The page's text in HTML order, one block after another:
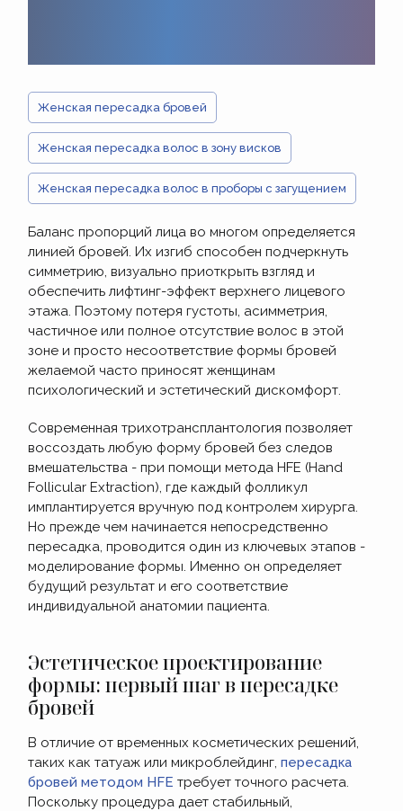
Женская пересадка бровей
Женская пересадка волос в зону висков
Женская пересадка волос в проборы с загущением
Баланс пропорций лица во многом определяется
линией бровей. Их изгиб способен подчеркнуть
симметрию, визуально приоткрыть взгляд и
обеспечить лифтинг-эффект верхнего лицевого
этажа. Поэтому потеря густоты, асимметрия,
частичное или полное отсутствие волос в этой
зоне и просто несоответствие формы бровей
желаемой часто приносят женщинам
психологический и эстетический дискомфорт.
Современная трихотрансплантология позволяет
воссоздать любую форму бровей без следов
вмешательства - при помощи метода HFE (Hand
Follicular Extraction), где каждый фолликул
имплантируется вручную под контролем хирурга.
Но прежде чем начинается непосредственно
пересадка, проводится один из ключевых этапов -
моделирование формы. Именно он определяет
будущий результат и его соответствие
индивидуальной анатомии пациента.
Эстетическое проектирование
формы: первый шаг в пересадке
бровей
В отличие от временных косметических решений,
таких как татуаж или микроблейдинг,пересадка
бровей методом HFE требует точного расчета.
Поскольку процедура дает стабильный,